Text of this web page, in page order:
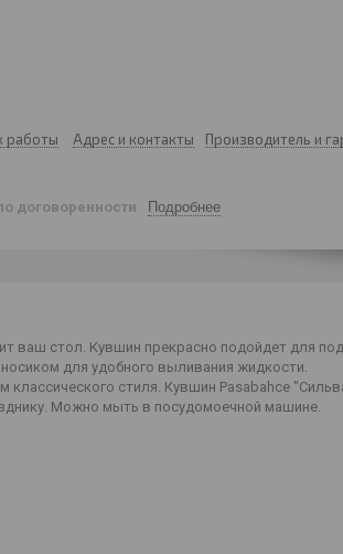
работы Адрес и контакты Производитель и
договоренности Подробнее
ваш стол. Кувшин прекрасно подойдет для
для удобного выливания жидкости.
стиля. Кувшин Pasabahce
Можно мыть в посудомоечной машине.